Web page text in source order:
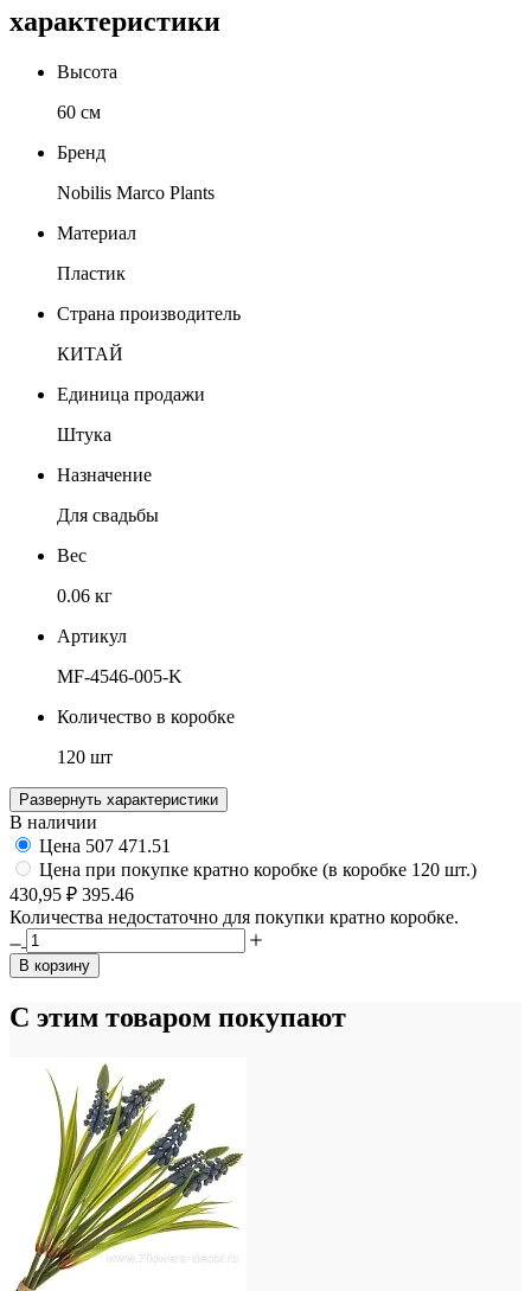
характеристики
Высота
60 см
Бренд
Nobilis Marco Plants
Материал
Пластик
Страна производитель
КИТАЙ
Единица продажи
Штука
Назначение
Для свадьбы
Вес
0.06 кг
Артикул
MF-4546-005-K
Количество в коробке
120 шт
Развернуть характеристики
В наличии
Цена 507 471.51
Цена при покупке кратно коробке (в коробке 120 шт.)
430,95 ₽ 395.46
Количества недостаточно для покупки кратно коробке.
В корзину
С этим товаром покупают